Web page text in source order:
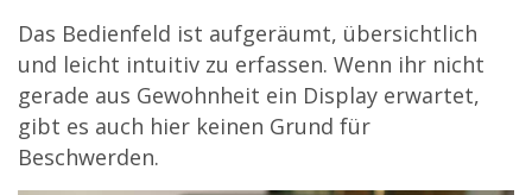
Das Bedienfeld ist aufgeräumt, übersichtlich
und leicht intuitiv zu erfassen. Wenn ihr nicht
gerade aus Gewohnheit ein Display erwartet,
gibt es auch hier keinen Grund für
Beschwerden.